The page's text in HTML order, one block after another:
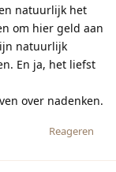
natuurlijk het
om hier geld aan
natuurlijk
En ja, het liefst
over nadenken.
Reageren